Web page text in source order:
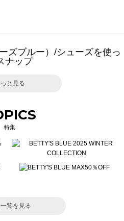
ズブルー）/シューズを使っ
ナップ
っと見る
特集
覧を見る